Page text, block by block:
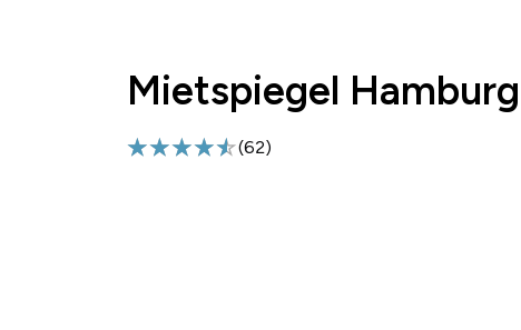
Breadcrumb
Mietspiegel
(62)